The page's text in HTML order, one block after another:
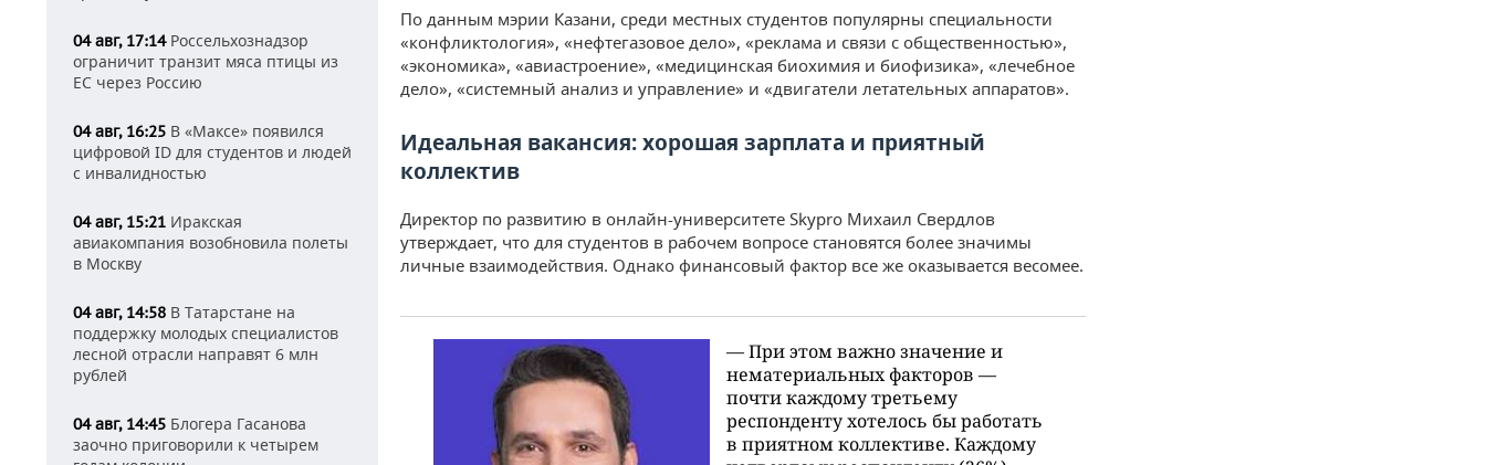
04 авг, 17:14Россельхознадзор
ограничит транзит мяса птицы из
ЕС через Россию
04 авг, 16:25 В «Максе» появился
цифровой ID для студентов и людей
с инвалидностью
04 авг, 15:21 Иракская
авиакомпания возобновила полеты
в Москву
04 авг, 14:58 В Татарстане на
поддержку молодых специалистов
лесной отрасли направят 6 млн
рублей
04 авг, 14:45 Блогера Гасанова
заочно приговорили к четырем
По данным мэрии Казани, среди местных студентов популярны специальности
«конфликтология», «нефтегазовое дело», «реклама и связи с общественностью»,
«экономика», «авиастроение», «медицинская биохимия и биофизика», «лечебное
дело», «системный анализ и управление» и «двигатели летательных аппаратов».
Идеальная вакансия: хорошая зарплата и приятный
коллектив
Директор по развитию в онлайн-университете Skypro Михаил Свердлов
утверждает, что для студентов в рабочем вопросе становятся более значимы
личные взаимодействия. Однако финансовый фактор все же оказывается весомее.
— При этом важно значение и
нематериальных факторов —
почти каждому третьему
респонденту хотелось бы работать
в приятном коллективе. Каждому